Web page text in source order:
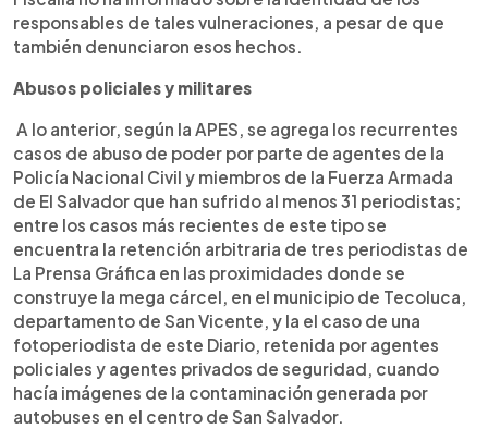
responsables de tales vulneraciones, a pesar de que
también denunciaron esos hechos.
Abusos policiales y militares
A lo anterior, según la APES, se agrega los recurrentes
casos de abuso de poder por parte de agentes de la
Policía Nacional Civil y miembros de la Fuerza Armada
de El Salvador que han sufrido al menos 31 periodistas;
entre los casos más recientes de este tipo se
encuentra la retención arbitraria de tres periodistas de
La Prensa Gráfica en las proximidades donde se
construye la mega cárcel, en el municipio de Tecoluca,
departamento de San Vicente, y la el caso de una
fotoperiodista de este Diario, retenida por agentes
policiales y agentes privados de seguridad, cuando
hacía imágenes de la contaminación generada por
autobuses en el centro de San Salvador.